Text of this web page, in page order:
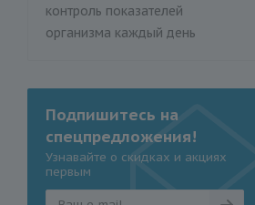
Подпишитесь на
спецпредложения!
Узнавайте о скидках и акциях
первым